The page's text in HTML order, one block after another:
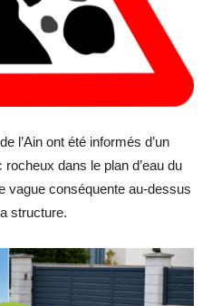
l’Ain ont été informés d’un
dans le plan d’eau du
vague conséquente au-dessus
structure.